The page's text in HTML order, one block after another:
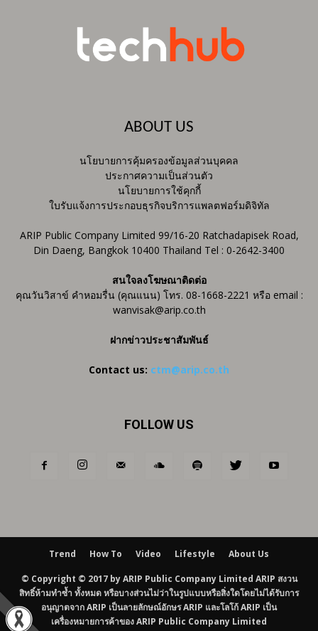
ABOUT US
นโยบายการคุ้มครองข้อมูลส่วนบุคคล
ประกาศความเป็นส่วนตัว
นโยบายการใช้คุกกี้
ใบรับแจ้งการประกอบธุรกิจบริการแพลตฟอร์มดิจิทัล
ARIP Public Company Limited 99/16-20 Ratchadapisek Road,
Din Daeng, Bangkok 10400 Thailand Tel : 0-2642-3400
สนใจลงโฆษณาติดต่อ
คุณวันวิสาข์ คำหอมรื่น (คุณแนน) โทร. 08-1668-2221 หรือ email :
wanvisak@arip.co.th
ฝากข่าวประชาสัมพันธ์
Contact us: ctm@arip.co.th
FOLLOW US
Trend How To Video Lifestyle About Us
© Copyright © 2017 by ARIP Public Company Limited ARIP สงวน
สิทธิ์ห้ามทำซ้ำ ทั้งหมด หรือบางส่วนไม่ว่าในรูปแบบหรือสิ่งใดโดยไม่ได้รับการ
อนุญาตจาก ARIP เป็นลายลักษณ์อักษร ARIP และโลโก้ ARIP เป็น
เครื่องหมายการค้าของ ARIP Public Company Limited